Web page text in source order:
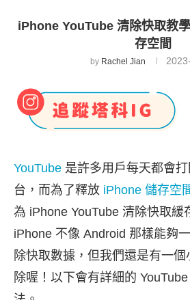
iPhone YouTube 清除快取教
存空間
by Rachel Jian
YouTube 是許多用戶每天都會
台，而為了釋放 iPhone 儲存空
為 iPhone YouTube 清除快取緩
iPhone 不像 Android 那樣能夠
除快取數據，但我們還是有一
除喔！以下會有詳細的